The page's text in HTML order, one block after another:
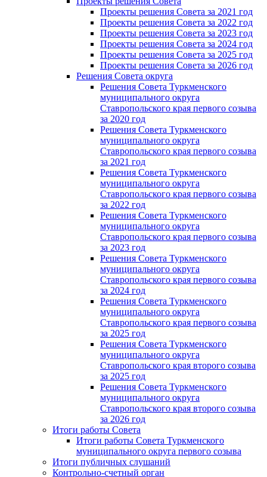
Проекты решения Совета за 2021 год
Проекты решения Совета за 2022 год
Проекты решения Cовета за 2023 год
Проекты решения Совета за 2024 год
Проекты решения Совета за 2025 год
Проекты решения Совета за 2026 год
Решения Совета округа
Решения Совета Туркменского
муниципального округа
Ставропольского края первого созыва
за 2020 год
Решения Совета Туркменского
муниципального округа
Ставропольского края первого созыва
за 2021 год
Решения Совета Туркменского
муниципального округа
Ставропольского края первого созыва
за 2022 год
Решения Совета Туркменского
муниципального округа
Ставропольского края первого созыва
за 2023 год
Решения Совета Туркменского
муниципального округа
Ставропольского края первого созыва
за 2024 год
Решения Совета Туркменского
муниципального округа
Ставропольского края первого созыва
за 2025 год
Решения Совета Туркменского
муниципального округа
Ставропольского края второго созыва
за 2025 год
Решения Совета Туркменского
муниципального округа
Ставропольского края второго созыва
за 2026 год
Итоги работы Совета
Итоги работы Совета Туркменского
муниципального округа первого созыва
Итоги публичных слушаний
Контрольно-счетный орган